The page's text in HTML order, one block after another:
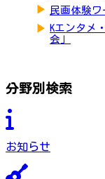
▶ 民画体験
▶ Kエンタメ
会」
分野別検索
お知らせ